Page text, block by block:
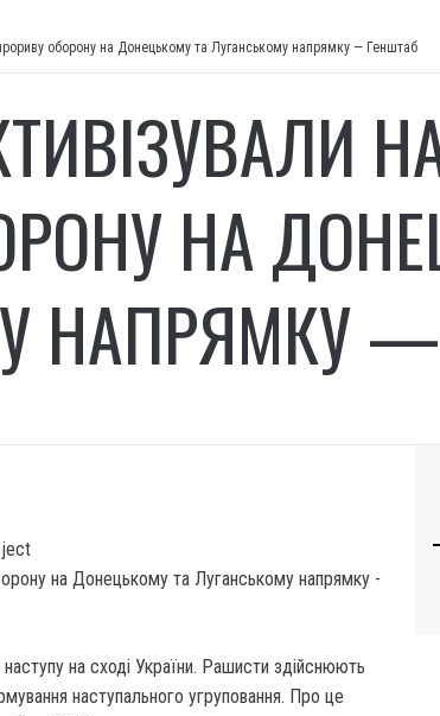
оборону на Донецькому та Луганському напрямку — Генштаб
НА
НАПРЯМКУ
на сході України. Рашисти здійснюють
наступального угруповання. Про це